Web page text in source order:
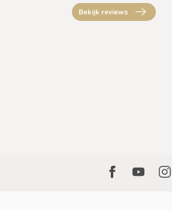
Bekijk reviews